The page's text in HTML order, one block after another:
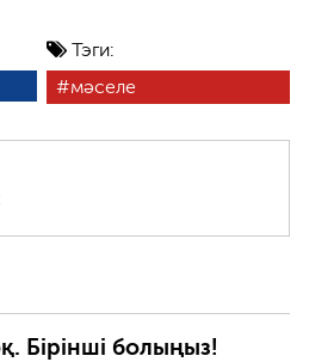
Тэги:
мәселе
Бірінші болыңыз!